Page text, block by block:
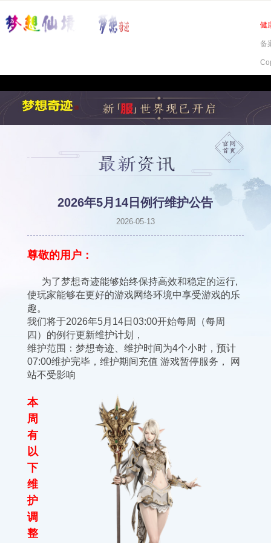
2026年5月14日例行维护公告
2026-05-13
尊敬的用户：
为了梦想奇迹能够始终保持高效和稳定的运行,
使玩家能够在更好的游戏网络环境中享受游戏的乐
趣。
我们将于2026年5月14日03:00开始每周（每周
四）的例行更新维护计划，
维护范围：梦想奇迹、维护时间为4个小时，预计
07:00维护完毕，维护期间充值 游戏暂停服务， 网
站不受影响
本
周
有
以
下
维
护
调
整
健
备